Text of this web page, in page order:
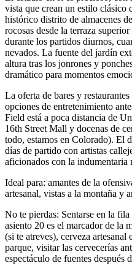
vista que crean un estilo clásico
histórico distrito de almacenes
rocosas desde la terraza
durante los partidos diurnos,
nevados. La fuente del jardín
altura tras los jonrones y
dramático para momentos
La oferta de bares y
opciones de entretenimiento
Field está a poca distancia de
16th Street Mall y docenas de
todo, estamos en Colorado). El
días de partido con artistas
aficionados con la indumentaria
Ideal para: amantes de la
artesanal, vistas a la montaña y
No te pierdas: Sentarse en la
asiento 20 es el marcador de la
(si te atreves), cerveza
parque, visitar las cervecerías
espectáculo de fuentes después